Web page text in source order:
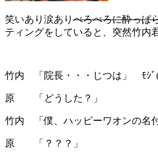
笑いあり涙あり べろべろに酔っぱ
ティングをしていると、突然竹内
竹内 「院長・・・じつは」 ﾓｼﾞ
原 「どうした？」
竹内 「僕、ハッピーワオンの名
原 「？？？」